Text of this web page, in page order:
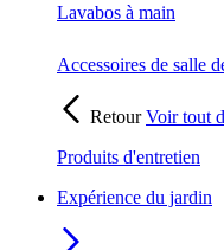
Lavabos à main
Accessoires de salle
RetourVoir tout
Produits d'entretien
Expérience du jardin